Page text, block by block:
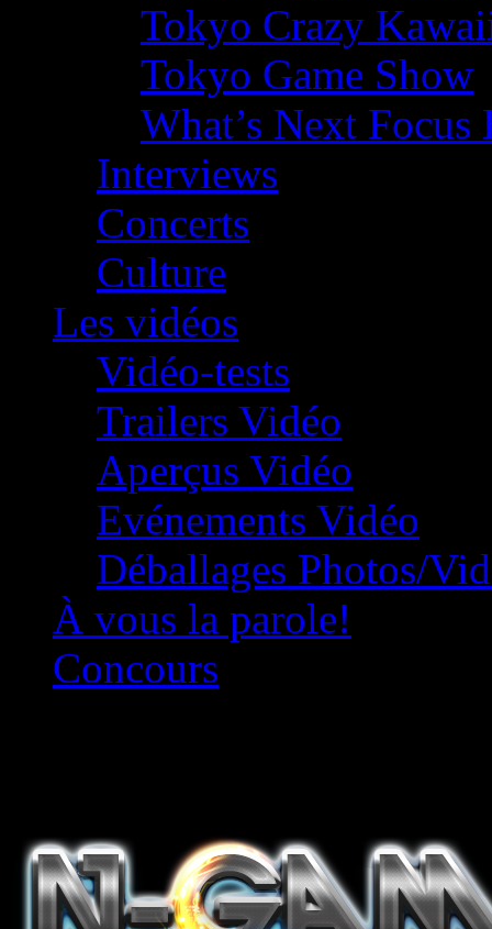
Tokyo Crazy
Tokyo Game Show
What’s Next
Interviews
Concerts
Culture
Les vidéos
Vidéo-tests
Trailers Vidéo
Aperçus Vidéo
Evénements Vidéo
Déballages Photos/
À vous la parole!
Concours